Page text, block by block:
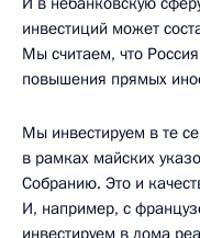
инвестиций может
Мы считаем, что
повышения прямых
Мы инвестируем в те
в рамках майских
Собранию. Это и
И, например, с
инвестируем в дома